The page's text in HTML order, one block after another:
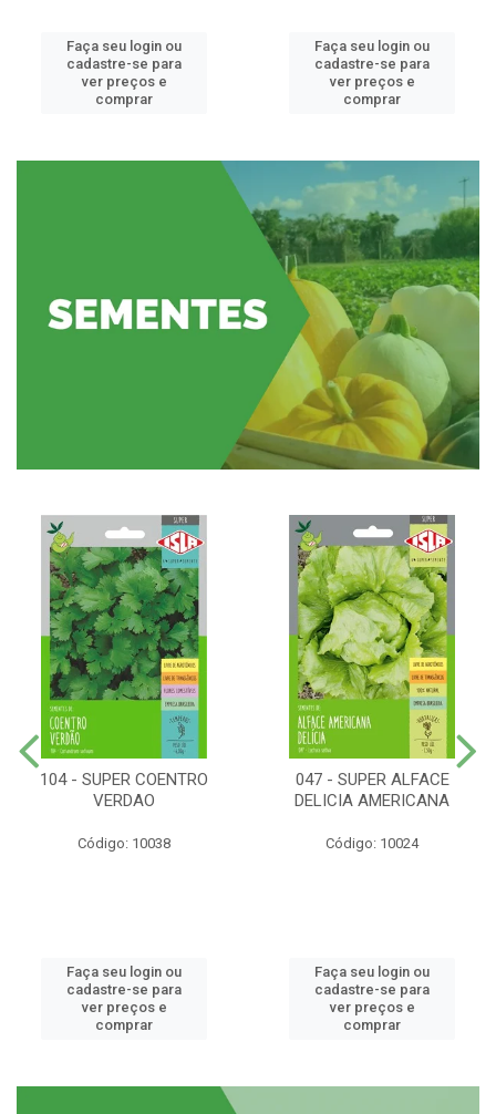
Faça seu login ou
cadastre-se para
ver preços e
comprar
Faça seu login ou
cadastre-se para
ver preços e
comprar
104 - SUPER COENTRO
VERDAO
Código: 10038
Faça seu login ou
cadastre-se para
ver preços e
comprar
047 - SUPER ALFACE
DELICIA AMERICANA
Código: 10024
Faça seu login ou
cadastre-se para
ver preços e
comprar